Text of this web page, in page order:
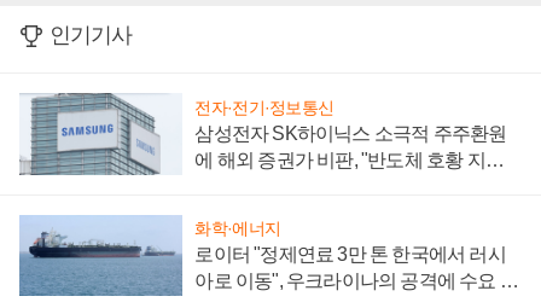
인기기사
전자·전기·정보통신
삼성전자 SK하이닉스 소극적 주주환원
에 해외 증권가 비판, "반도체 호황 지속
화학·에너지
로이터 "정제연료 3만 톤 한국에서 러시
아로 이동", 우크라이나의 공격에 수요 늘